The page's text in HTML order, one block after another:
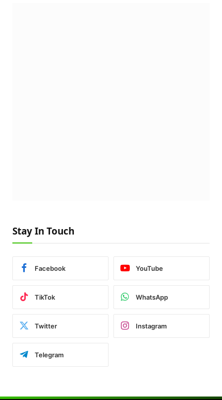
Stay In Touch
Facebook YouTube
TikTok WhatsApp
Twitter Instagram
Telegram